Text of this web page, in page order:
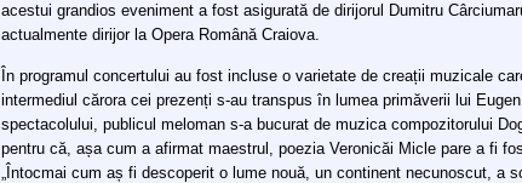
acestui grandios eveniment a fost asigurată de dirijorul Dumitru
actualmente dirijor la Opera Română Craiova.
În programul concertului au fost incluse o varietate de creații muzicale
intermediul cărora cei prezenți s-au transpus în lumea primăverii lui
spectacolului, publicul meloman s-a bucurat de muzica compozitorului
pentru că, așa cum a afirmat maestrul, poezia Veronicăi Micle pare a fi
„Întocmai cum aș fi descoperit o lume nouă, un continent necunoscut, a